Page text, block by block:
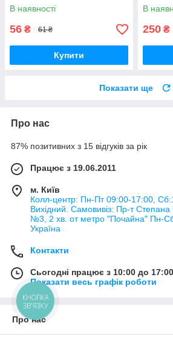
В наявності
56 ₴ 61 ₴
Купити
В
250 ₴
Показати ще
Про нас
87% позитивних з 15 відгуків за рік
Працює з 19.06.2011
м. Київ
Колл-центр: Пн-Пт 09:00-17:00,
Вихідний. Самовивіз: Пр-т
№3, 2 хв. от метро "Почайна" Пн-
Україна
Контакти
Сьогодні працює з 10:00 до 17:00
Показати весь графік роботи
Про нас
КНОПКА
ЗВ'ЯЗКУ